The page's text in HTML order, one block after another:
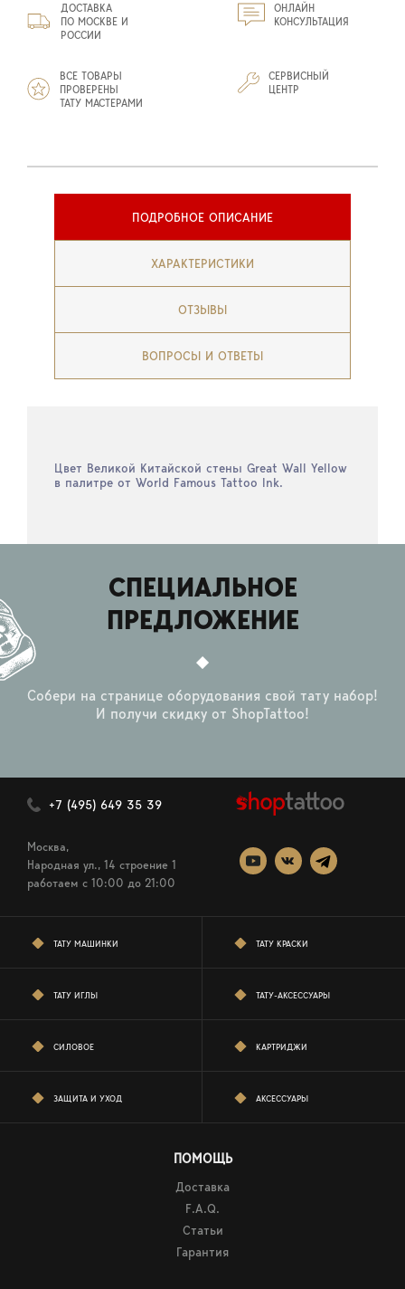
ДОСТАВКА
ПО МОСКВЕ И
РОССИИ
ОНЛАЙН
КОНСУЛЬТАЦИЯ
ВСЕ ТОВАРЫ
ПРОВЕРЕНЫ
ТАТУ МАСТЕРАМИ
СЕРВИСНЫЙ
ЦЕНТР
ПОДРОБНОЕ ОПИСАНИЕ
ХАРАКТЕРИСТИКИ
ОТЗЫВЫ
ВОПРОСЫ И ОТВЕТЫ
Цвет Великой Китайской стены Great Wall Yellow
в палитре от World Famous Tattoo Ink.
СПЕЦИАЛЬНОЕ
ПРЕДЛОЖЕНИЕ
Собери на странице оборудования свой тату набор!
И получи скидку от ShopTattoo!
+7 (495) 649 35 39
Москва,
Народная ул., 14 строение 1
работаем c 10:00 до 21:00
ТАТУ МАШИНКИ ТАТУ КРАСКИ
ТАТУ ИГЛЫ ТАТУ-АКСЕССУАРЫ
СИЛОВОЕ КАРТРИДЖИ
ЗАЩИТА И УХОД АКСЕССУАРЫ
ПОМОЩЬ
Доставка
F.A.Q.
Статьи
Гарантия